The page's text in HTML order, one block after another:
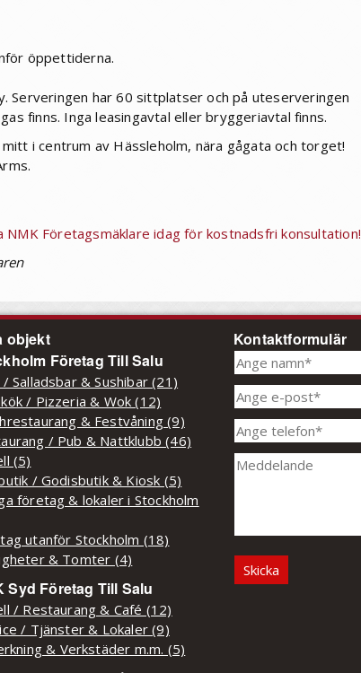
öppettiderna.
Serveringen har 60 sittplatser och på uteserveringen
finns. Inga leasingavtal eller bryggeriavtal finns.
i centrum av Hässleholm, nära gågata och torget!
NMK Företagsmäklare idag för kostnadsfri konsultation!
objekt
Företag Till Salu
/ Salladsbar & Sushibar (21)
/ Pizzeria & Wok (12)
& Festvåning (9)
/ Pub & Nattklubb (46)
(5)
/ Godisbutik & Kiosk (5)
företag & lokaler i Stockholm
utanför Stockholm (18)
& Tomter (4)
Syd Företag Till Salu
/ Restaurang & Café (12)
/ Tjänster & Lokaler (9)
& Verkstäder m.m. (5)
Kontaktformulär